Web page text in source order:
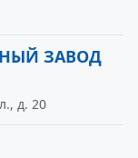
ЗАВОД
д. 20